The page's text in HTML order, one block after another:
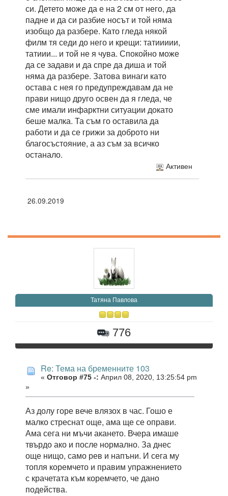
си. Детето може да е на 2 см от него, да
падне и да си разбие носът и той няма
изобщо да разбере. Като гледа някой
филм тя седи до него и крещи: татиииии,
татиии... и той не я чува. Спокойно може
да се задави и да спре да диша и той
няма да разбере. Затова винаги като
остава с нея го предупреждавам да не
прави нищо друго освен да я гледа, че
сме имали инфарктни ситуации докато
беше малка. Та съм го оставила да
работи и да се грижи за доброто ни
благосъстояние, а аз съм за всичко
останало.
Активен
26.09.2019
Татяна Павлова
776
Re: Тема на бременните 103
« Отговор #75 -: Април 08, 2020, 13:25:54 pm
»
Аз долу горе вече влязох в час. Гошо е
малко стреснат още, ама ще се оправи.
Ама сега ни мъчи акането. Вчера имаше
твърдо ако и после нормално. За днес
още нищо, само рев и напъни. И сега му
топля коремчето и правим упражнението
с крачетата към коремчето, че дано
подейства.